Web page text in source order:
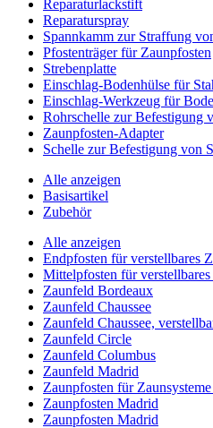
Reparaturlackstift
Reparaturspray
Spannkamm zur Straffung
Pfostenträger für Zaunpfosten
Strebenplatte
Einschlag-Bodenhülse für
Einschlag-Werkzeug für
Rohrschelle zur Befestigung
Zaunpfosten-Adapter
Schelle zur Befestigung von
Alle anzeigen
Basisartikel
Zubehör
Alle anzeigen
Endpfosten für verstellbares
Mittelpfosten für
Zaunfeld Bordeaux
Zaunfeld Chaussee
Zaunfeld Chaussee,
Zaunfeld Circle
Zaunfeld Columbus
Zaunfeld Madrid
Zaunpfosten für
Zaunpfosten Madrid
Zaunpfosten Madrid